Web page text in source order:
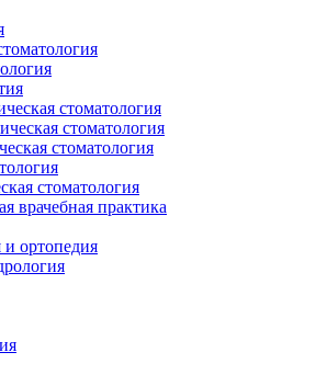
стоматология
стоматология
стоматология
стоматология
врачебная практика
и ортопедия